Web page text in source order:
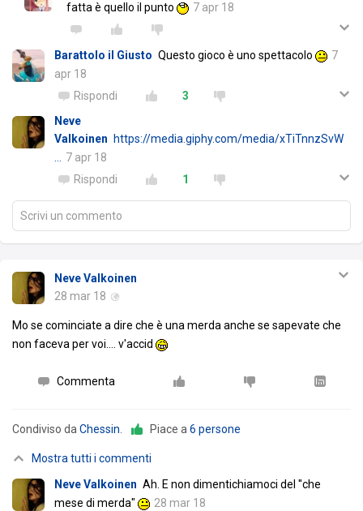
fatta è quello il punto
7 apr 18
Barattolo il Giusto Questo gioco è uno spettacolo
7
apr 18
Rispondi
3
Neve
Valkoinen
https://media.giphy.com/media/xTiTnnzSvW
7 apr 18
Rispondi
1
Scrivi un commento
Neve Valkoinen
28 mar 18
Mo se cominciate a dire che è una merda anche se sapevate che
non faceva per voi.... v'accid
Commenta
Condiviso da Chessin Piace a 6 persone
Mostra tutti i commenti
Neve Valkoinen Ah. E non dimentichiamoci del ''che
mese di merda"
28 mar 18